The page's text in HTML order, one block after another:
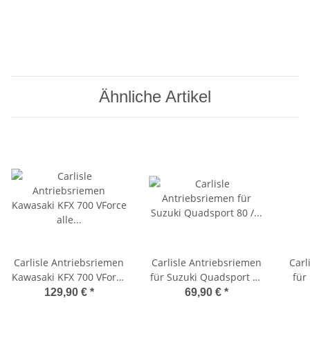
Ähnliche Artikel
Carlisle Antriebsriemen
Kawasaki KFX 700 VForce
alle Typen 03-10 UA450
129,90 € *
Carlisle Antriebsriemen
für Suzuki Quadsport 80
/ LT80 Bj. 05-06
69,90 € *
für